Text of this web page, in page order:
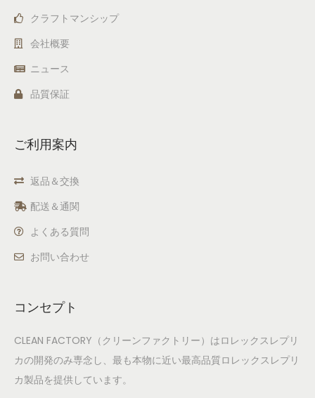
クラフトマンシップ
会社概要
ニュース
品質保証
ご利用案内
返品＆交換
配送＆通関
よくある質問
お問い合わせ
コンセプト
CLEAN FACTORY（クリーンファクトリー）はロレックスレプリ
カの開発のみ専念し、最も本物に近い最高品質ロレックスレプリ
カ製品を提供しています。